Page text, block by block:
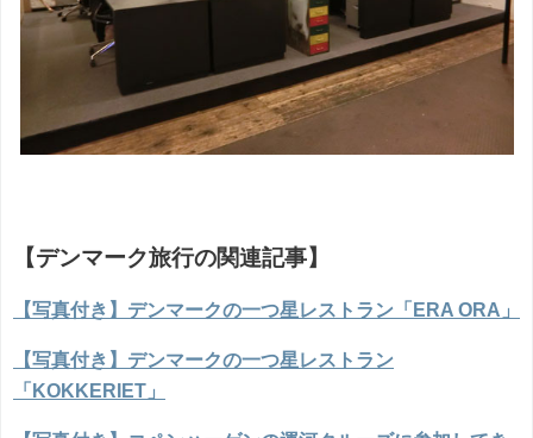
【デンマーク旅行の関連記事】
【写真付き】デンマークの一つ星レストラン「ERA ORA」
【写真付き】デンマークの一つ星レストラン
「KOKKERIET」